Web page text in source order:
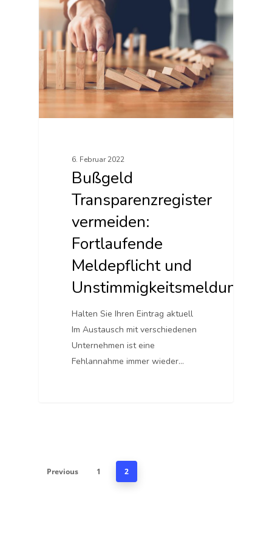
6. Februar 2022
Bußgeld
Transparenzregister
vermeiden:
Fortlaufende
Meldepflicht und
Unstimmigkeitsmeldung
Halten Sie Ihren Eintrag aktuell
Im Austausch mit verschiedenen
Unternehmen ist eine
Fehlannahme immer wieder…
Previous 1 2